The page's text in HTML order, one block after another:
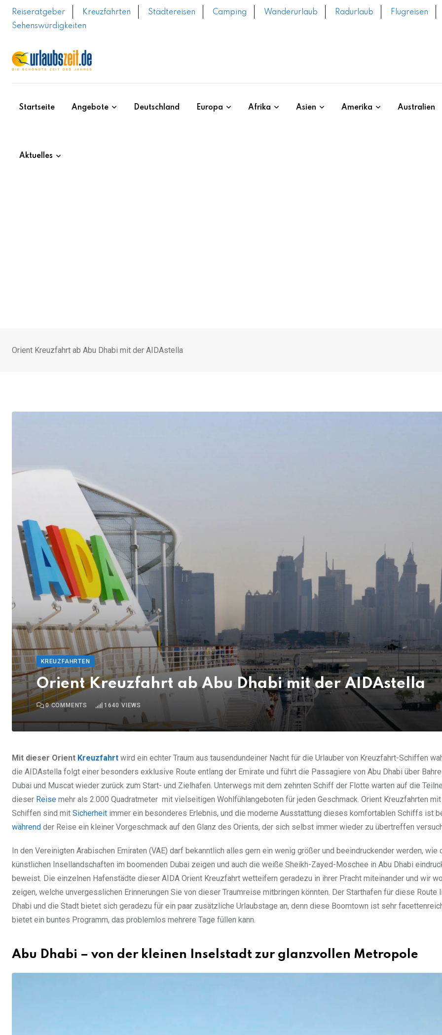
Skip
Reiseratgeber Kreuzfahrten Städtereisen Camping Wanderurlaub Radurlaub Flugreisen
Sehenswürdigkeiten
Startseite Angebote Deutschland Europa Afrika Asien Amerika Australien
Aktuelles
Orient Kreuzfahrt ab Abu Dhabi mit der AIDAstella
KREUZFAHRTEN
Orient Kreuzfahrt ab Abu Dhabi mit der AIDAstella
0COMMENTS 1640 VIEWS
Mit dieser Orient Kreuzfahrt wird ein echter Traum aus tausendundeiner Nacht für die Urlauber von Kreuzfahrt-Schiffen
die AIDAstella folgt einer besonders exklusive Route entlang der Emirate und führt die Passagiere von Abu Dhabi über
Dubai und Muscat wieder zurück zum Start- und Zielhafen. Unterwegs mit dem zehnten Schiff der Flotte warten auf die
dieser Reise mehr als 2.000 Quadratmeter mit vielseitigen Wohlfühlangeboten für jeden Geschmack. Orient Kreuzfahrten
Schiffen sind mit Sicherheit immer ein besonderes Erlebnis, und die moderne Ausstattung dieses komfortablen Schiffs ist
während der Reise ein kleiner Vorgeschmack auf den Glanz des Orients, der sich selbst immer wieder zu übertreffen
In den Vereinigten Arabischen Emiraten (VAE) darf bekanntlich alles gern ein wenig größer und beeindruckender werden, wie
künstlichen Insellandschaften im boomenden Dubai zeigen und auch die weiße Sheikh-Zayed-Moschee in Abu Dhabi
beweist. Die einzelnen Hafenstädte dieser AIDA Orient Kreuzfahrt wetteifern geradezu in ihrer Pracht miteinander und wir
zeigen, welche unvergesslichen Erinnerungen Sie von dieser Traumreise mitbringen könnten. Der Starthafen für diese Route
Dhabi und die Stadt bietet sich geradezu für ein paar zusätzliche Urlaubstage an, denn diese Boomtown ist sehr
bietet ein buntes Programm, das problemlos mehrere Tage füllen kann.
Abu Dhabi – von der kleinen Inselstadt zur glanzvollen Metropole